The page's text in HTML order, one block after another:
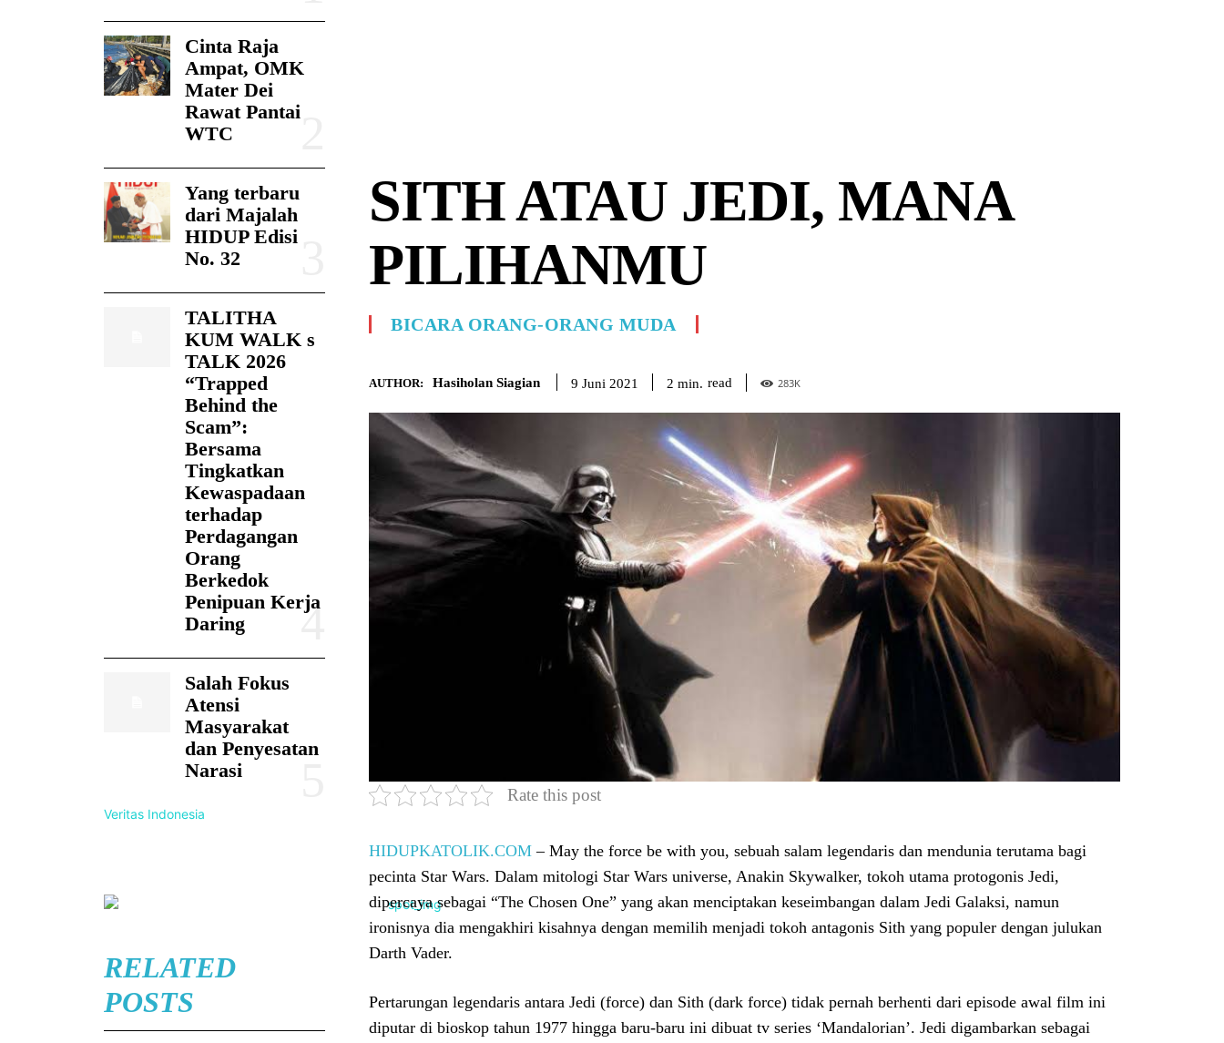
Cinta Raja
Ampat, OMK
Mater Dei
Rawat Pantai
WTC
Yang terbaru
dari Majalah
HIDUP Edisi
No. 32
TALITHA
KUM WALK s
TALK 2026
“Trapped
Behind the
Scam”:
Bersama
Tingkatkan
Kewaspadaan
terhadap
Perdagangan
Orang
Berkedok
Penipuan Kerja
Daring
Salah Fokus
Atensi
Masyarakat
dan Penyesatan
Narasi
Veritas Indonesia
RELATED
POSTS
SITH ATAU JEDI, MANA
PILIHANMU
BICARA ORANG-ORANG MUDA
AUTHOR: Hasiholan Siagian 9 Juni 2021 2 min. read 283K
Rate this post
HIDUPKATOLIK.COM – May the force be with you, sebuah salam legendaris dan mendunia terutama bagi
pecinta Star Wars. Dalam mitologi Star Wars universe, Anakin Skywalker, tokoh utama protogonis Jedi,
dipercaya sebagai “The Chosen One” yang akan menciptakan keseimbangan dalam Jedi Galaksi, namun
ironisnya dia mengakhiri kisahnya dengan memilih menjadi tokoh antagonis Sith yang populer dengan julukan
Darth Vader.
Pertarungan legendaris antara Jedi (force) dan Sith (dark force) tidak pernah berhenti dari episode awal film ini
diputar di bioskop tahun 1977 hingga baru-baru ini dibuat tv series ‘Mandalorian’. Jedi digambarkan sebagai